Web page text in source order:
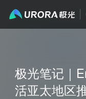
极光笔记｜
活亚太地区